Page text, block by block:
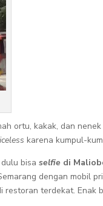
ortu, kakak, dan
karena kumpul-
dulu bisaselfie di
dengan mobil
terdekat.